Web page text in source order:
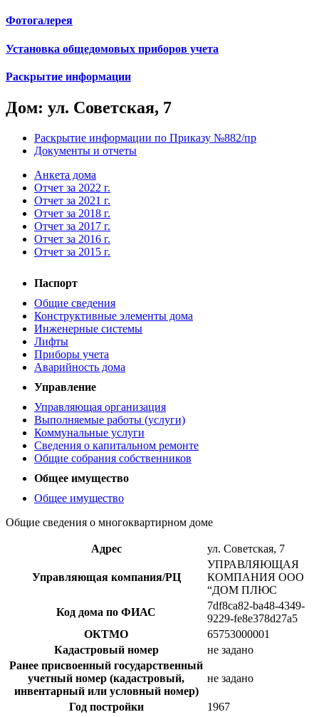
Фотогалерея
Установка общедомовых приборов учета
Раскрытие информации
Дом: ул. Советская, 7
Раскрытие информации по Приказу №882/пр
Документы и отчеты
Анкета дома
Отчет за 2022 г.
Отчет за 2021 г.
Отчет за 2018 г.
Отчет за 2017 г.
Отчет за 2016 г.
Отчет за 2015 г.
Паспорт
Общие сведения
Конструктивные элементы дома
Инженерные системы
Лифты
Приборы учета
Аварийность дома
Управление
Управляющая организация
Выполняемые работы (услуги)
Коммунальные услуги
Сведения о капитальном ремонте
Общие собрания собственников
Общее имущество
Общее имущество
Общие сведения о многоквартирном доме
Адрес ул. Советская, 7
Управляющая компания/РЦ
УПРАВЛЯЮЩАЯ
КОМПАНИЯ ООО
“ДОМ ПЛЮС
Код дома по ФИАС
7df8ca82-ba48-4349-
9229-fe8e378d27a5
ОКТМО
65753000001
Кадастровый номер
не задано
Ранее присвоенный государственный
учетный номер (кадастровый,
инвентарный или условный номер)
не задано
Год постройки
1967